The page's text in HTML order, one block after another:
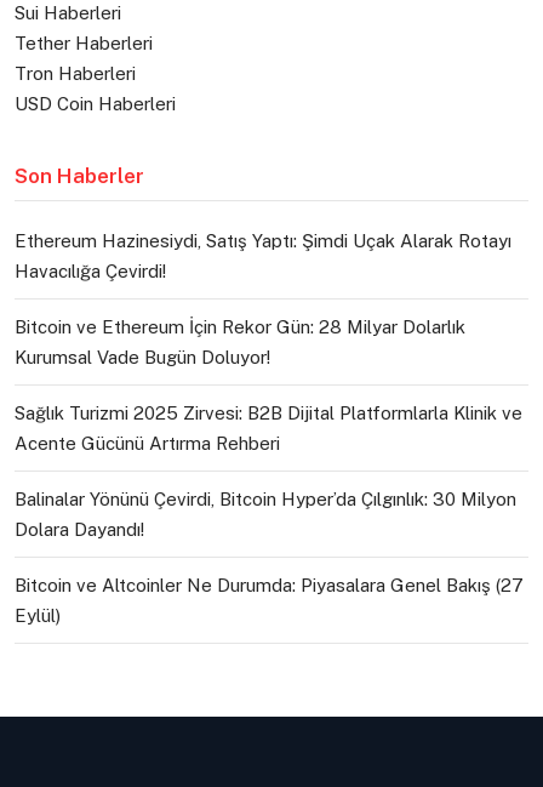
Sui Haberleri
Tether Haberleri
Tron Haberleri
USD Coin Haberleri
Son Haberler
Ethereum Hazinesiydi, Satış Yaptı: Şimdi Uçak Alarak Rotayı
Havacılığa Çevirdi!
Bitcoin ve Ethereum İçin Rekor Gün: 28 Milyar Dolarlık
Kurumsal Vade Bugün Doluyor!
Sağlık Turizmi 2025 Zirvesi: B2B Dijital Platformlarla Klinik ve
Acente Gücünü Artırma Rehberi
Balinalar Yönünü Çevirdi, Bitcoin Hyper’da Çılgınlık: 30 Milyon
Dolara Dayandı!
Bitcoin ve Altcoinler Ne Durumda: Piyasalara Genel Bakış (27
Eylül)